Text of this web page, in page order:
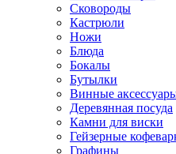
Сковороды
Кастрюли
Ножи
Блюда
Бокалы
Бутылки
Винные
Деревянная посуда
Камни для виски
Гейзерные
Графины